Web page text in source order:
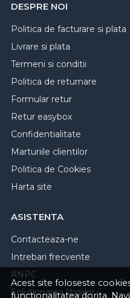
Acest site foloseste
functionalitatea dorita.
DESPRE NOI
Politica de facturare si plata
Livrare si plata
Termeni si conditii
Politica de returnare
Formular retur
Retur easybox
Confidentialitate
Marturiile clientilor
Politica de Cookies
Harta site
ASISTENTA
Contacteaza-ne
Intrebari frecvente
ANPC
Solutionarea litigiilor